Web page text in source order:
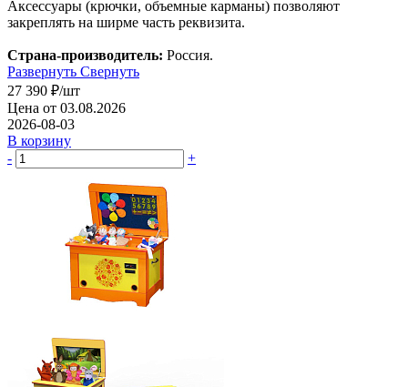
Аксессуары (крючки, объемные карманы) позволяют
закреплять на ширме часть реквизита.
Страна-производитель: Россия.
Развернуть Свернуть
27 390 ₽/шт
Цена от 03.08.2026
2026-08-03
В корзину
-
+